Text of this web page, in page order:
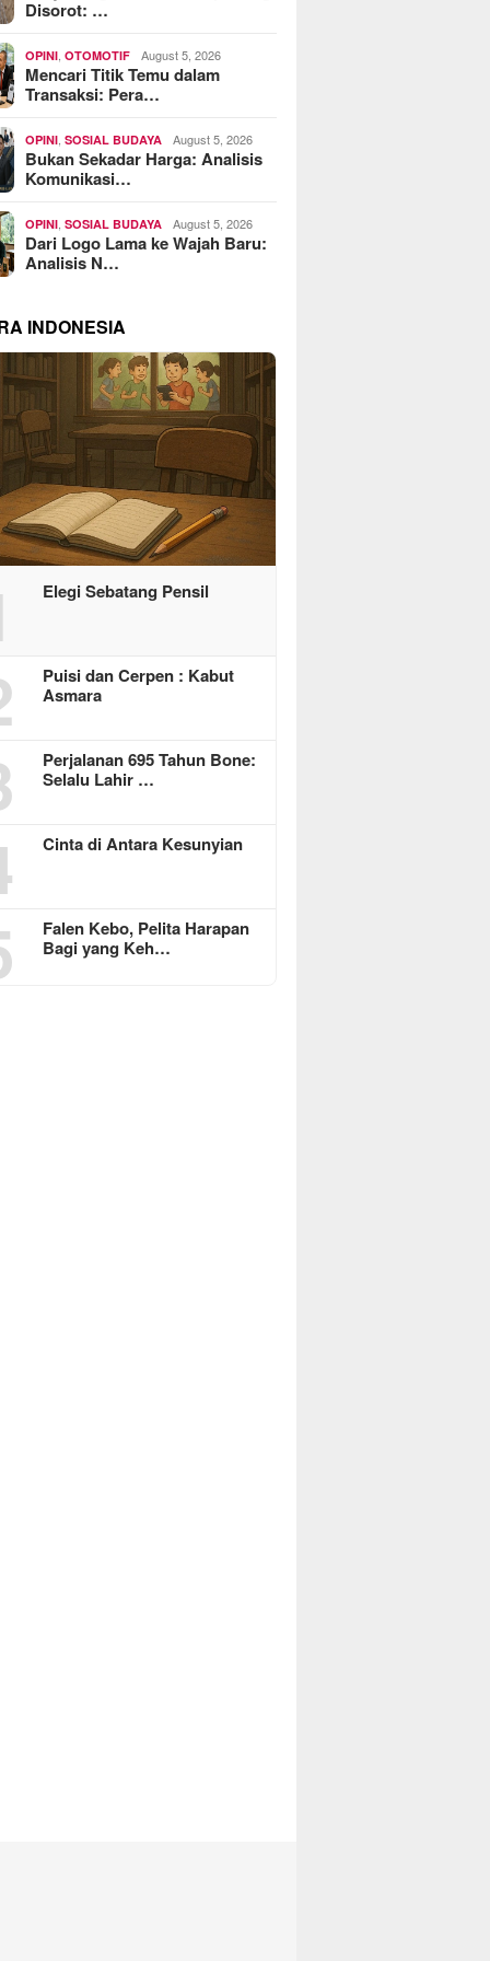
Disorot: …
OPINI ,OTOMOTIF August 5, 2026
Mencari Titik Temu dalam
Transaksi: Pera…
OPINI ,SOSIAL BUDAYA August 5, 2026
Bukan Sekadar Harga: Analisis
Komunikasi…
OPINI ,SOSIAL BUDAYA August 5, 2026
Dari Logo Lama ke Wajah Baru:
Analisis N…
INDONESIA
Elegi Sebatang Pensil
Puisi dan Cerpen : Kabut
Asmara
Perjalanan 695 Tahun Bone:
Selalu Lahir …
Cinta di Antara Kesunyian
Falen Kebo, Pelita Harapan
Bagi yang Keh…